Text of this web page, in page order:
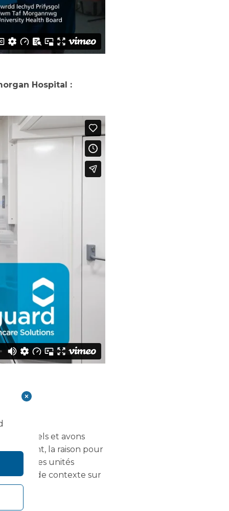
Hospital :
courriels et avons
la raison pour
avec les unités
un peu de contexte sur